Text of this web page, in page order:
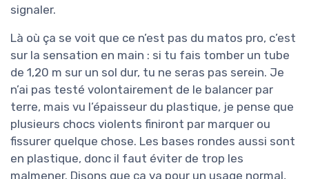
signaler.
Là où ça se voit que ce n’est pas du matos pro, c’est
sur la sensation en main : si tu fais tomber un tube
de 1,20 m sur un sol dur, tu ne seras pas serein. Je
n’ai pas testé volontairement de le balancer par
terre, mais vu l’épaisseur du plastique, je pense que
plusieurs chocs violents finiront par marquer ou
fissurer quelque chose. Les bases rondes aussi sont
en plastique, donc il faut éviter de trop les
malmener. Disons que ça va pour un usage normal,